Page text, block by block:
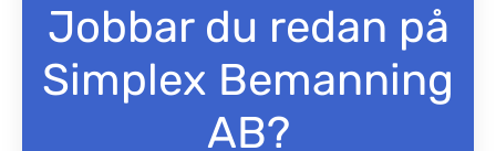
Jobbar du redan på
Simplex Bemanning
AB?